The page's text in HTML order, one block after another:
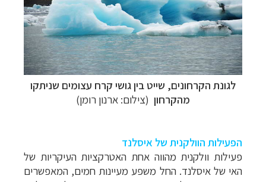
לגונת הקרחונים, שייט בין גושי קרח עצומים שניתקו
מהקרחון (צילום: ארנון רומן)
הפעילות הוולקנית של איסלנד
פעילות וולקנית מהווה אחת האטרקציות העיקריות של
האי של איסלנד. החל משפע מעיינות חמים, המאפשרים